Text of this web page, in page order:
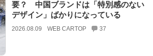
要？ 中国ブランドは「特別感のない
デザイン」ばかりになっている
2026.08.09 WEB CARTOP 37